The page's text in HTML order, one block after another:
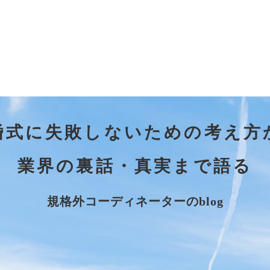
式に失敗しないための考え方
業界の裏話・真実まで語る
規格外コーディネーターのblog